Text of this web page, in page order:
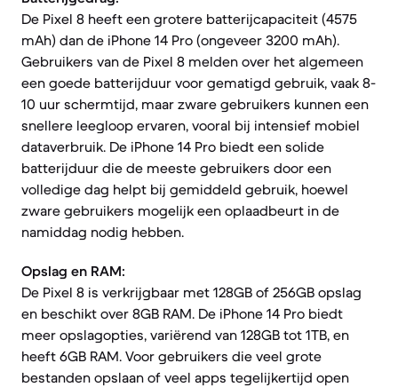
De Pixel 8 heeft een grotere batterijcapaciteit (4575
mAh) dan de iPhone 14 Pro (ongeveer 3200 mAh).
Gebruikers van de Pixel 8 melden over het algemeen
een goede batterijduur voor gematigd gebruik, vaak 8-
10 uur schermtijd, maar zware gebruikers kunnen een
snellere leegloop ervaren, vooral bij intensief mobiel
dataverbruik. De iPhone 14 Pro biedt een solide
batterijduur die de meeste gebruikers door een
volledige dag helpt bij gemiddeld gebruik, hoewel
zware gebruikers mogelijk een oplaadbeurt in de
namiddag nodig hebben.
Opslag en RAM:
De Pixel 8 is verkrijgbaar met 128GB of 256GB opslag
en beschikt over 8GB RAM. De iPhone 14 Pro biedt
meer opslagopties, variërend van 128GB tot 1TB, en
heeft 6GB RAM. Voor gebruikers die veel grote
bestanden opslaan of veel apps tegelijkertijd open